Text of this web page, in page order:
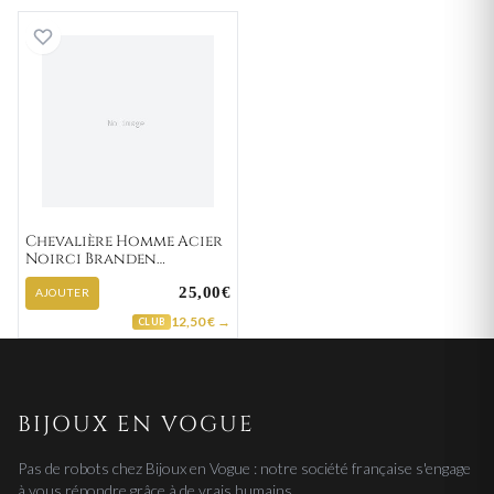
Chevalière Homme Acier
Noirci Branden
Turquoise
AJOUTER 25,00€
CLUB 12,50 € →
BIJOUX EN VOGUE
Pas de robots chez Bijoux en Vogue : notre société française s'engage